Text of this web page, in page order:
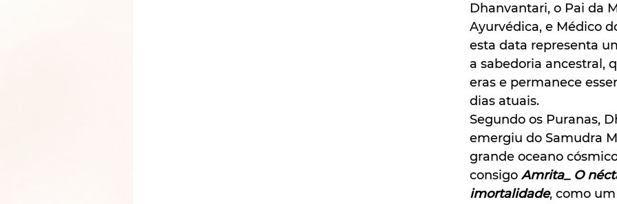
Dhanvantari, o Pai da
Ayurvédica, e Médico
esta data representa
a sabedoria ancestral,
eras e permanece
dias atuais.
Segundo os Puranas,
emergiu do Samudra
grande oceano
consigo Amrita_ O
imortalidade, como